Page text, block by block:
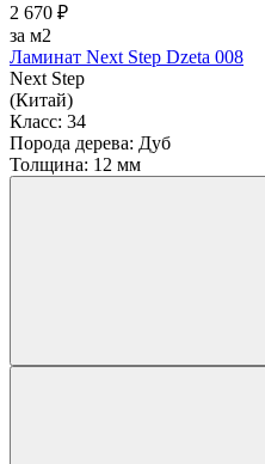
2 670 ₽
за м2
Ламинат Next Step Dzeta 008
Next Step
(Китай)
Класс: 34
Порода дерева: Дуб
Толщина: 12 мм